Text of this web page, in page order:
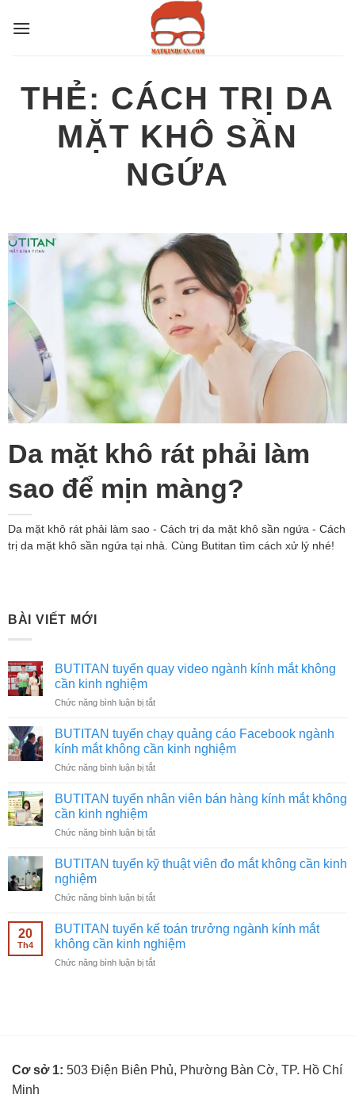
qua
THẺ: CÁCH TRỊ DA
MẶT KHÔ SẦN
NGỨA
Da mặt khô rát phải làm
sao để mịn màng?
Da mặt khô rát phải làm sao - Cách trị da mặt khô sần ngứa - Cách
trị da mặt khô sần ngứa tại nhà. Cùng Butitan tìm cách xử lý nhé!
BÀI VIẾT MỚI
BUTITAN tuyển quay video ngành kính mắt không
cần kinh nghiệm
Chức năng bình luận bị tắtở
tuyển
quay
video
ngành
mắt
kinh
BUTITAN tuyển chạy quảng cáo Facebook ngành
kính mắt không cần kinh nghiệm
Chức năng bình luận bị tắtở
tuyển
cáo
ngành
không
kinh
nghiệm
BUTITAN tuyển nhân viên bán hàng kính mắt không
cần kinh nghiệm
Chức năng bình luận bị tắtở
tuyển
nhân
bán
kính
mắt
không
cần
BUTITAN tuyển kỹ thuật viên đo mắt không cần kinh
nghiệm
Chức năng bình luận bị tắtở
tuyển
kỹ
thuật
viên
20
Th4
BUTITAN tuyển kế toán trưởng ngành kính mắt
không cần kinh nghiệm
Chức năng bình luận bị tắtở
mắt
Cơ sở 1: 503 Điện Biên Phủ, Phường Bàn Cờ, TP. Hồ Chí
Minh